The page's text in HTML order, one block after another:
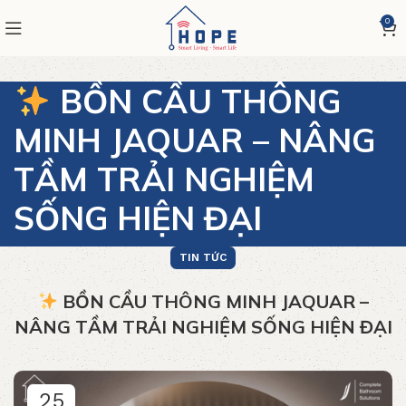
0
BỒN CẦU THÔNG
MINH JAQUAR – NÂNG
TẦM TRẢI NGHIỆM
SỐNG HIỆN ĐẠI
TIN TỨC
BỒN CẦU THÔNG MINH JAQUAR –
NÂNG TẦM TRẢI NGHIỆM SỐNG HIỆN ĐẠI
25